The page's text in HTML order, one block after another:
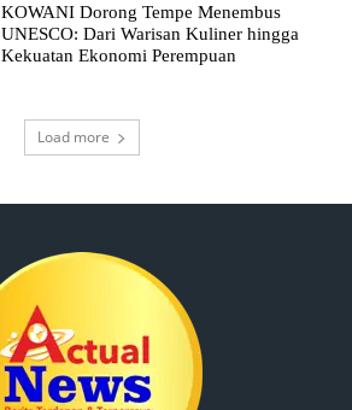
KOWANI Dorong Tempe Menembus
UNESCO: Dari Warisan Kuliner hingga
Kekuatan Ekonomi Perempuan
Load more